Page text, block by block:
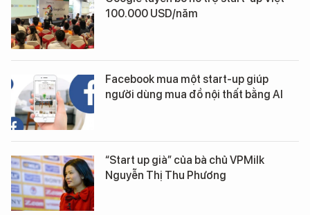
100.000 USD/năm
Facebook mua một start-up giúp
người dùng mua đồ nội thất bằng AI
“Start up già” của bà chủ VPMilk
Nguyễn Thị Thu Phương